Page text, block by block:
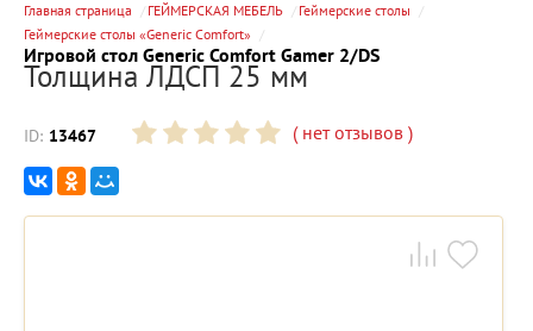
Главная страница ГЕЙМЕРСКАЯ МЕБЕЛЬ
Геймерские столы
Геймерские столы «Generic Comfort»
Игровой стол Generic Comfort Gamer 2/DS
Толщина ЛДСП 25 мм
ID: 13467 (нет отзывов )